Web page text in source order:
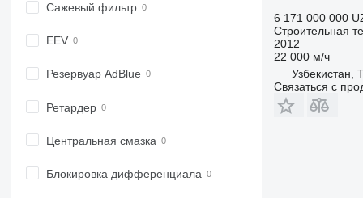
962
963
972
980
988
990
Сажевый фильтр
EEV
Резервуар AdBlue
Ретардер
Центральная смазка
Блокировка дифференциала
6 171 000 000
Строительная
2012
22 000 м/ч
Узбекистан,
Связаться с